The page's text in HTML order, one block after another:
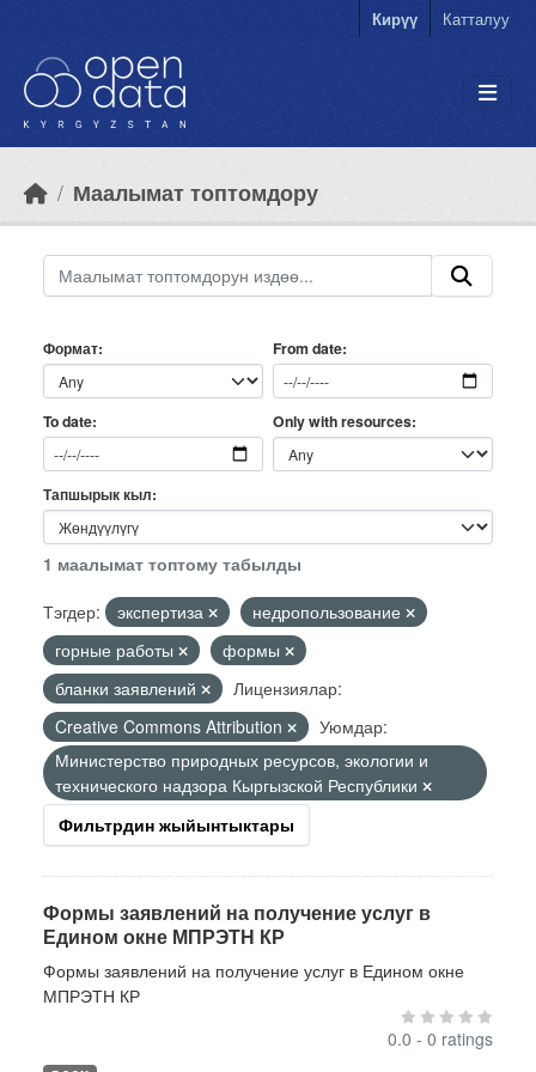
Кирүү Катталуу
Маалымат топтомдору
Формат From date
To date Only with resources
Тапшырык кыл
1 маалымат топтому табылды
Тэгдер:
экспертиза
недропользование
горные работы
формы
бланки заявлений
Лицензиялар:
Creative Commons Attribution
Уюмдар:
Министерство природных ресурсов, экологии и
технического надзора Кыргызской Республики
Фильтрдин жыйынтыктары
Формы заявлений на получение услуг в
Едином окне МПРЭТН КР
Формы заявлений на получение услуг в Едином окне
МПРЭТН КР
0.0 - 0 ratings